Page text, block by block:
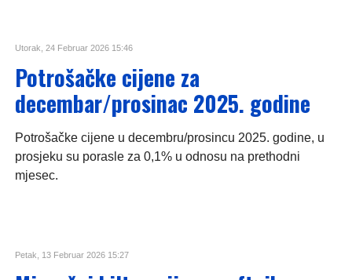
Utorak, 24 Februar 2026 15:46
Potrošačke cijene za
decembar/prosinac 2025. godine
Potrošačke cijene u decembru/prosincu 2025. godine, u
prosjeku su porasle za 0,1% u odnosu na prethodni
mjesec.
Petak, 13 Februar 2026 15:27